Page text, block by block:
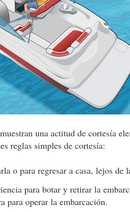
una actitud de cortesía
reglas simples de cortesía:
o para regresar a casa, lejos de
para botar y retirar la
para operar la embarcación.